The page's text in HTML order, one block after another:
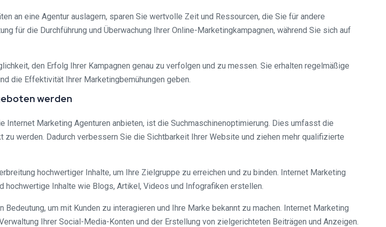
an eine Agentur auslagern, sparen Sie wertvolle Zeit und Ressourcen, die Sie für andere
für die Durchführung und Überwachung Ihrer Online-Marketingkampagnen, während Sie sich auf
den Erfolg Ihrer Kampagnen genau zu verfolgen und zu messen. Sie erhalten regelmäßige
die Effektivität Ihrer Marketingbemühungen geben.
werden
Internet Marketing Agenturen anbieten, ist die Suchmaschinenoptimierung. Dies umfasst die
zu werden. Dadurch verbessern Sie die Sichtbarkeit Ihrer Website und ziehen mehr qualifizierte
hochwertiger Inhalte, um Ihre Zielgruppe zu erreichen und zu binden. Internet Marketing
hochwertige Inhalte wie Blogs, Artikel, Videos und Infografiken erstellen.
um mit Kunden zu interagieren und Ihre Marke bekannt zu machen. Internet Marketing
Ihrer Social-Media-Konten und der Erstellung von zielgerichteten Beiträgen und Anzeigen.